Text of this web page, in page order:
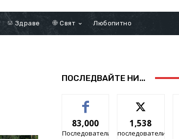
Здраве Свят Любопитно
ПОСЛЕДВАЙТЕ НИ...
83,000
Последователи
1,538
последователи